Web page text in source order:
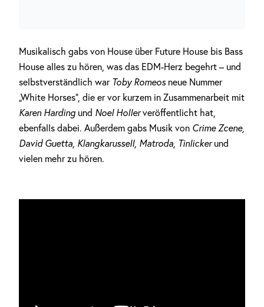
Musikalisch gabs von House über Future House bis Bass
House alles zu hören, was das EDM-Herz begehrt – und
selbstverständlich war Toby Romeosneue Nummer
„White Horses“, die er vor kurzem in Zusammenarbeit mit
Karen Harding und Noel Hollerveröffentlicht hat,
ebenfalls dabei. Außerdem gabs Musik von Crime Zcene,
David Guetta, Klangkarussell, Matroda, Tinlickerund
vielen mehr zu hören.